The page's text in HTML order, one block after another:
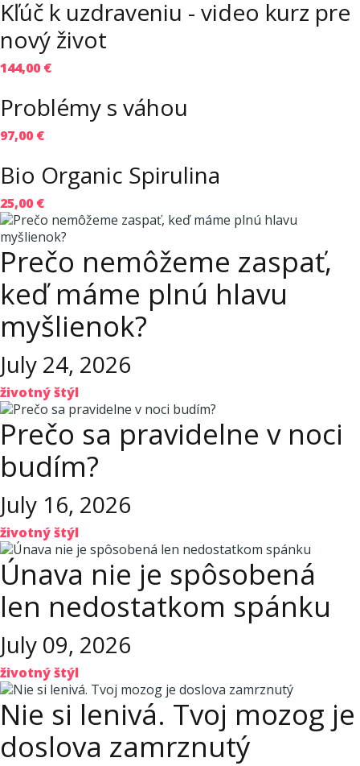
Kľúč k uzdraveniu - video kurz pre
nový život
144,00 €
Problémy s váhou
97,00 €
Bio Organic Spirulina
25,00 €
Prečo nemôžeme zaspať,
keď máme plnú hlavu
myšlienok?
July 24, 2026
životný štýl
Prečo sa pravidelne v noci
budím?
July 16, 2026
životný štýl
Únava nie je spôsobená
len nedostatkom spánku
July 09, 2026
životný štýl
Nie si lenivá. Tvoj mozog je
doslova zamrznutý